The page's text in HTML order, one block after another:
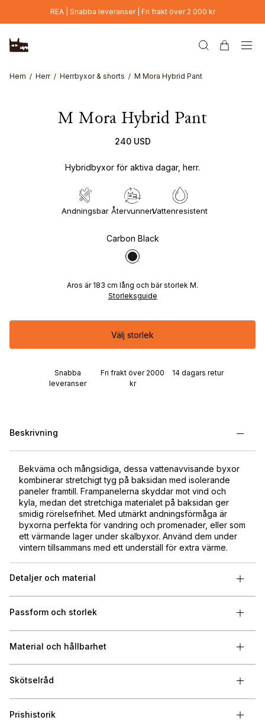
Hoppa till huvudinnehållREA | Snabba leveranser | Fri frakt över 2 000 kr
Hem Herr Herrbyxor & shorts M Mora Hybrid Pant
M Mora Hybrid Pant
240 USD
Hybridbyxor för aktiva dagar, herr.
Andningsbar ÅtervunnenVattenresistent
Carbon Black
Aros är 183 cm lång och bär storlek M.
Storleksguide
Välj storlek
Snabba
leveranser
Fri frakt över 2000
kr
14 dagars retur
Beskrivning
Bekväma och mångsidiga, dessa vattenavvisande byxor
kombinerar stretchigt tyg på baksidan med isolerande
paneler framtill. Frampanelerna skyddar mot vind och
kyla, medan det stretchiga materialet på baksidan ger
smidig rörelsefrihet. Med utmärkt andningsförmåga är
byxorna perfekta för vandring och promenader, eller som
ett värmande lager under skalbyxor. Använd dem under
vintern tillsammans med ett underställ för extra värme.
Detaljer och material
Passform och storlek
Material och hållbarhet
Skötselråd
Prishistorik